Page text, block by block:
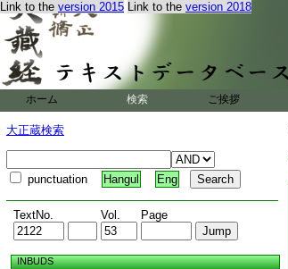
Link to the version 2015 Link to the version 2018
ホーム 検索 ご挨拶
大正蔵検索
punctuation Hangul Eng
TextNo. Vol. Page
INBUDS